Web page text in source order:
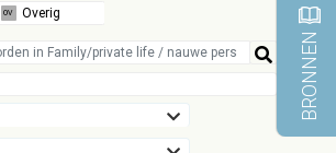
BRONNEN